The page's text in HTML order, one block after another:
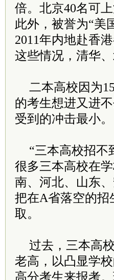
倍。北京40名可
此外，被誉为“美
2011年内地赴香
这些情况，清华
二本高校因为
的考生想进又进
受到的冲击最小。
“三本高校招不
很多三本高校在
南、河北、山东
把在A省落空的招
取。
过去，三本高
老高，以凸显学
高分考生来报考